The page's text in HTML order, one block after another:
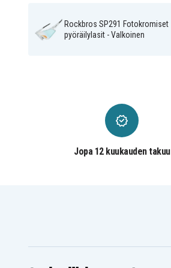
Rockbros SP291 Fotokromiset
pyöräilylasit - Valkoinen
Jopa 12 kuukauden takuu